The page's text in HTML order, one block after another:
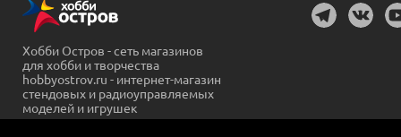
Хобби Остров - сеть магазинов
для хобби и творчества
hobbyostrov.ru - интернет-магазин
стендовых и радиоуправляемых
моделей и игрушек